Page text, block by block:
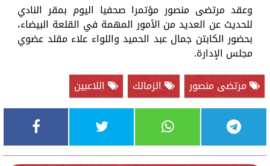
وعقد مرتضى منصور مؤتمرا صحفيا اليوم بمقر النادي
للحديث عن العديد من الأمور المهمة في القلعة البيضاء،
بحضور الكابتن جمال عبد الحميد واللواء علاء مقلد عضوي
مجلس الإدارة.
مرتضى منصور
الزمالك اللاعبين